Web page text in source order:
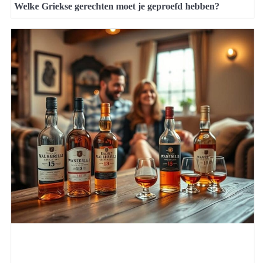
Welke Griekse gerechten moet je geproefd hebben?